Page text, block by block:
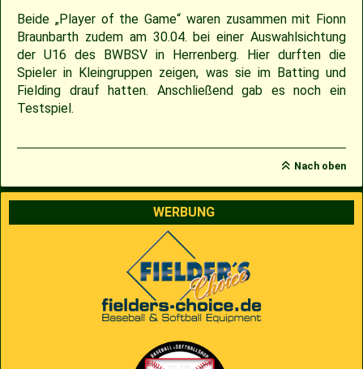
Beide „Player of the Game“ waren zusammen mit Fionn
Braunbarth zudem am 30.04. bei einer Auswahlsichtung
der U16 des BWBSV in Herrenberg. Hier durften die
Spieler in Kleingruppen zeigen, was sie im Batting und
Fielding drauf hatten. Anschließend gab es noch ein
Testspiel.
Nach oben
WERBUNG